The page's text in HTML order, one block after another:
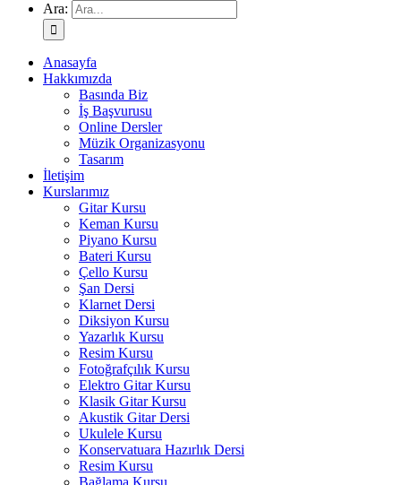
Ara:
Anasayfa
Hakkımızda
Basında Biz
İş Başvurusu
Online Dersler
Müzik Organizasyonu
Tasarım
İletişim
Kurslarımız
Gitar Kursu
Keman Kursu
Piyano Kursu
Bateri Kursu
Çello Kursu
Şan Dersi
Klarnet Dersi
Diksiyon Kursu
Yazarlık Kursu
Resim Kursu
Fotoğrafçılık Kursu
Elektro Gitar Kursu
Klasik Gitar Kursu
Akustik Gitar Dersi
Ukulele Kursu
Konservatuara Hazırlık Dersi
Resim Kursu
Bağlama Kursu